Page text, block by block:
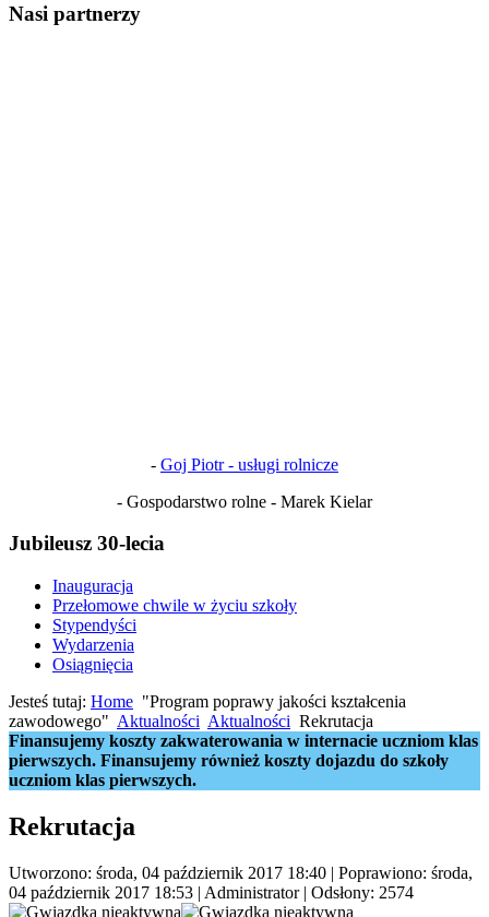
Nasi partnerzy
- Goj Piotr - usługi rolnicze
- Gospodarstwo rolne - Marek Kielar
Jubileusz 30-lecia
Inauguracja
Przełomowe chwile w życiu szkoły
Stypendyści
Wydarzenia
Osiągnięcia
Jesteś tutaj: Home "Program poprawy jakości kształcenia
zawodowego" Aktualności Aktualności Rekrutacja
Finansujemy koszty zakwaterowania w internacie uczniom klas
pierwszych. Finansujemy również koszty dojazdu do szkoły
uczniom klas pierwszych.
Rekrutacja
Utworzono: środa, 04 październik 2017 18:40 | Poprawiono: środa,
04 październik 2017 18:53 | Administrator| Odsłony: 2574